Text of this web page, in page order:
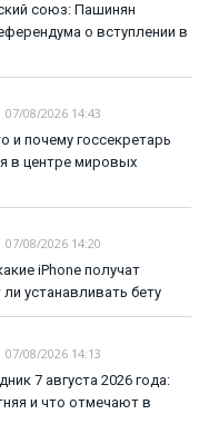
союз: Пашинян
о вступлении в
07/08/2026 14:43
и почему госсекретарь
в центре мировых
07/08/2026 14:20
iPhone получат
устанавливать бету
07/08/2026 14:13
7 августа 2026 года:
и что отмечают в